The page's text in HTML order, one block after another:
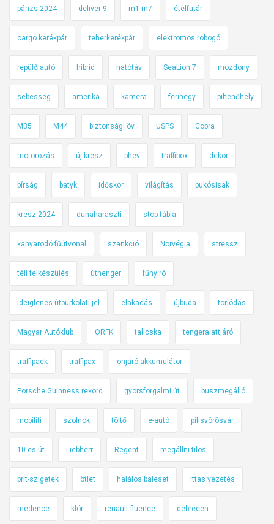
párizs 2024 deliver 9 m1-m7 ételfutár
cargo kerékpár teherkerékpár elektromos robogó
repülő autó hibrid hatótáv SeaLion 7 mozdony
sebesség amerika kamera ferihegy pihenőhely
M35 M44 biztonsági öv USPS Cobra
motorozás új kresz phev traffibox dekor
bírság batyk időskor világítás bukósisak
kresz 2024 dunaharaszti stop-tábla
kanyarodó fűútvonal szankció Norvégia stressz
téli felkészülés úthenger fűnyíró
ideiglenes útburkolati jel elakadás újbuda torlódás
Magyar Autóklub ORFK talicska tengeralattjáró
traffipack traffipax önjáró akkumulátor
Porsche Guinness rekord gyorsforgalmi út buszmegálló
mobiliti szolnok töltő e-autó pilisvörösvár
10-es út Liebherr Regent megállni tilos
brit-szigetek ötlet halálos baleset ittas vezetés
medence klór renault fluence debrecen